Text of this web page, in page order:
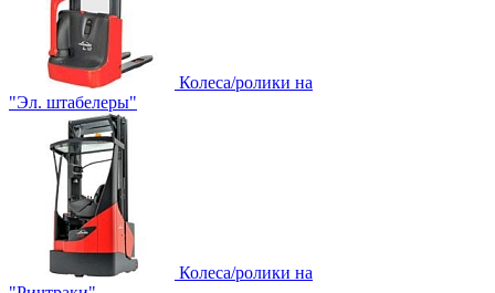
Колеса/ролики на
"Эл. штабелеры"
Колеса/ролики на